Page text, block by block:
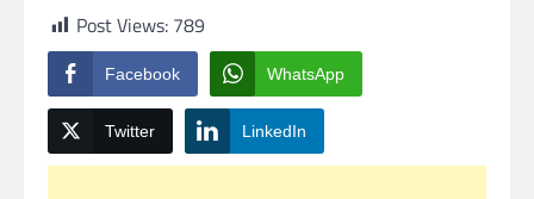
Post Views: 789
Facebook WhatsApp
Twitter LinkedIn